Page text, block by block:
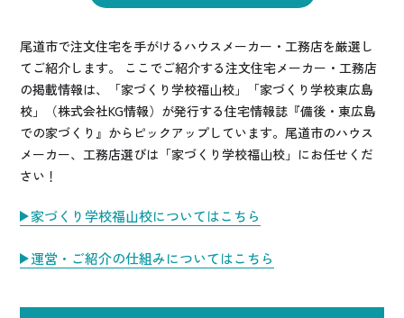
ご利用者の声・実例
お役立ち情報
公式SNSをチェック
プライバシーポリシー
尾道市で注文住宅を手がけるハウスメーカー・工務店を厳選し
てご紹介します。 ここでご紹介する注文住宅メーカー・工務店
の掲載情報は、「家づくり学校福山校」「家づくり学校東広島
校」（株式会社KG情報）が発行する住宅情報誌『備後・東広島
での家づくり』からピックアップしています。尾道市のハウス
メーカー、工務店選びは「家づくり学校福山校」にお任せくだ
さい！
家づくり学校福山校についてはこちら
運営・ご紹介の仕組みについてはこちら